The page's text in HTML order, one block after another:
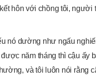
hôn với chồng tôi,
nó dường như ngấu
năm tháng thì cậu ấy
và tôi luôn nói rằng